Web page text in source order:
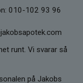
010-102 93 96
runt. Vi svarar så
på Jakobs